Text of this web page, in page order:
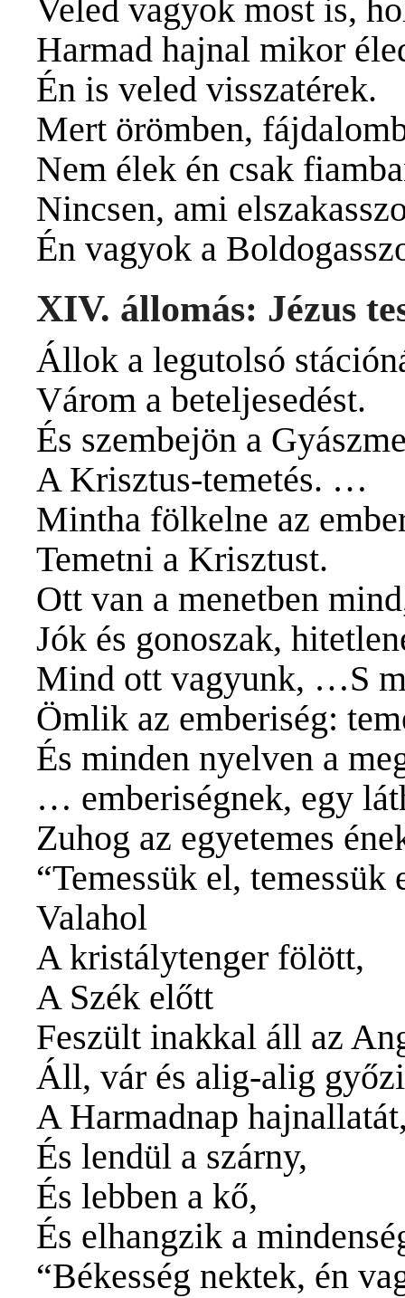
Veled vagyok most is,
Harmad hajnal mikor
Én is veled visszatérek.
Mert örömben,
Nem élek én csak
Nincsen, ami
Én vagyok a
XIV. állomás: Jézus
Állok a legutolsó
Várom a beteljesedést.
És szembejön a
A Krisztus-temetés. …
Mintha fölkelne az
Temetni a Krisztust.
Ott van a menetben
Jók és gonoszak,
Mind ott vagyunk, …S
Ömlik az emberiség:
És minden nyelven a
… emberiségnek, egy
Zuhog az egyetemes
“Temessük el, temessük
Valahol
A kristálytenger fölött,
A Szék előtt
Feszült inakkal áll az
Áll, vár és alig-alig
A Harmadnap
És lendül a szárny,
És lebben a kő,
És elhangzik a
“Békesség nektek, én